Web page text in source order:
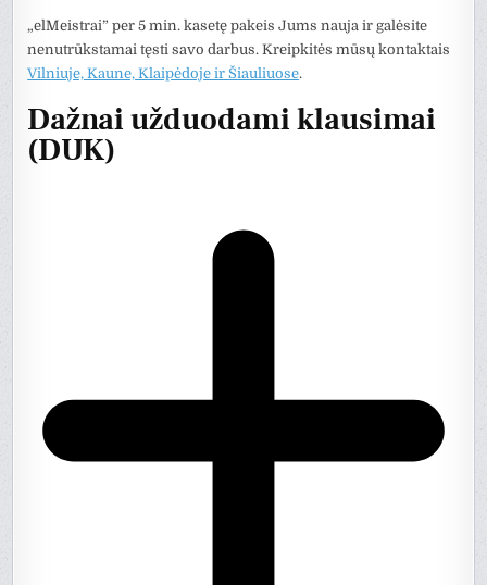
„elMeistrai” per 5 min. kasetę pakeis Jums nauja ir galėsite
nenutrūkstamai tęsti savo darbus. Kreipkitės mūsų kontaktais
Vilniuje, Kaune, Klaipėdoje ir Šiauliuose.
Dažnai užduodami klausimai
(DUK)